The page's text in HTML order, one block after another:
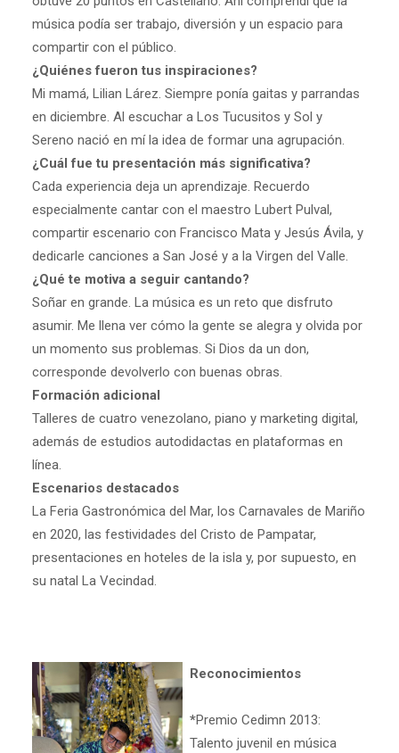
música podía ser trabajo, diversión y un espacio para
compartir con el público.
¿Quiénes fueron tus inspiraciones?
Mi mamá, Lilian Lárez. Siempre ponía gaitas y parrandas
en diciembre. Al escuchar a Los Tucusitos y Sol y
Sereno nació en mí la idea de formar una agrupación.
¿Cuál fue tu presentación más significativa?
Cada experiencia deja un aprendizaje. Recuerdo
especialmente cantar con el maestro Lubert Pulval,
compartir escenario con Francisco Mata y Jesús Ávila, y
dedicarle canciones a San José y a la Virgen del Valle.
¿Qué te motiva a seguir cantando?
Soñar en grande. La música es un reto que disfruto
asumir. Me llena ver cómo la gente se alegra y olvida por
un momento sus problemas. Si Dios da un don,
corresponde devolverlo con buenas obras.
Formación adicional
Talleres de cuatro venezolano, piano y marketing digital,
además de estudios autodidactas en plataformas en
línea.
Escenarios destacados
La Feria Gastronómica del Mar, los Carnavales de Mariño
en 2020, las festividades del Cristo de Pampatar,
presentaciones en hoteles de la isla y, por supuesto, en
su natal La Vecindad.
Reconocimientos
*Premio Cedimn 2013:
Talento juvenil en música